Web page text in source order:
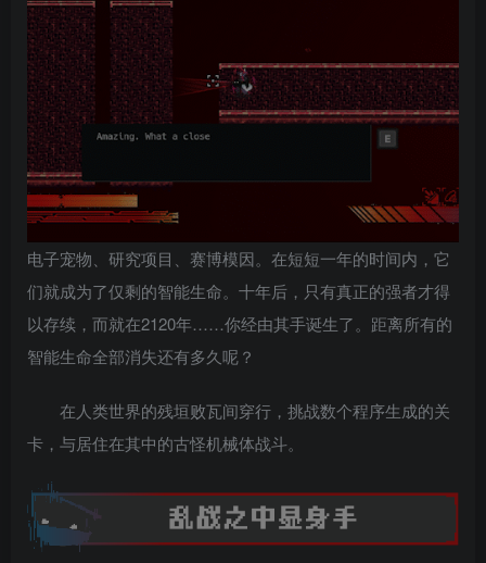
电子宠物、研究项目、赛博模因。在短短一年的时间内，它
们就成为了仅剩的智能生命。十年后，只有真正的强者才得
以存续，而就在2120年……你经由其手诞生了。距离所有的
智能生命全部消失还有多久呢？
在人类世界的残垣败瓦间穿行，挑战数个程序生成的关
卡，与居住在其中的古怪机械体战斗。